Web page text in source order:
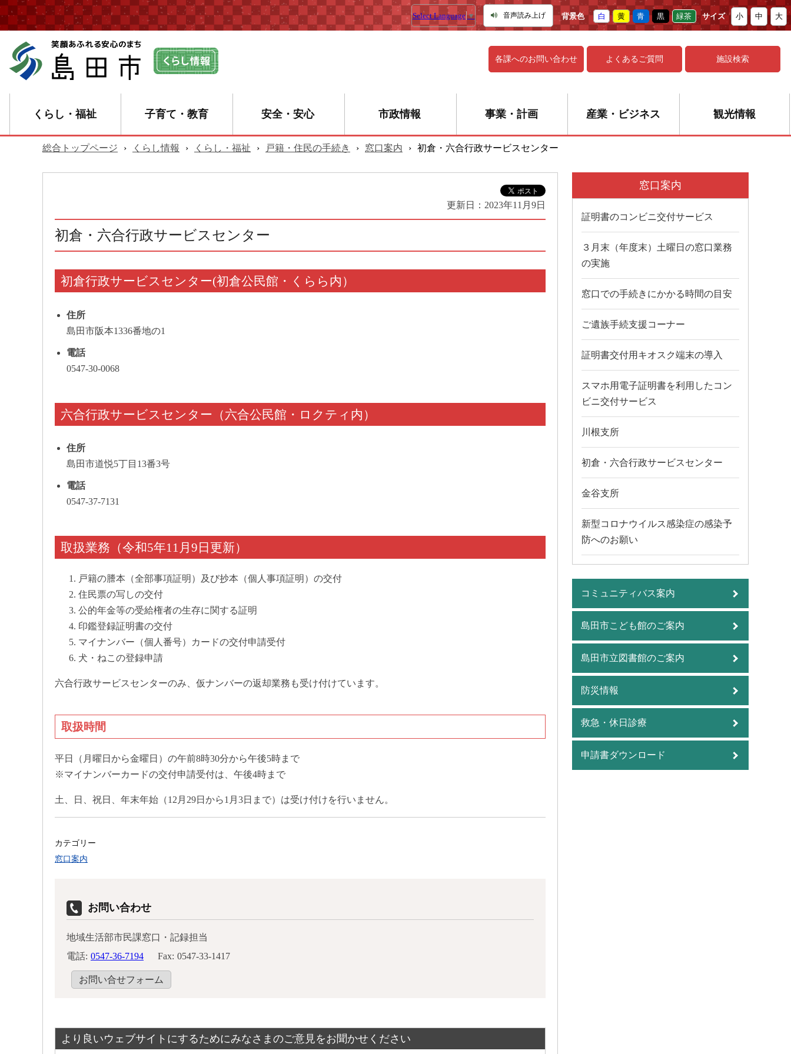
Select Language ▼ 音声読み上げ 背景色 白 黄 青 黒 緑茶 サイズ 小 中 大
各課へのお問い合わせ よくあるご質問 施設検索
くらし・福祉 子育て・教育 安全・安心 市政情報 事業・計画 産業・ビジネス 観光情報
総合トップページ › くらし情報 › くらし・福祉 › 戸籍・住民の手続き › 窓口案内 › 初倉・六合行政サービスセンター
更新日： 2023年11月9日
初倉・六合行政サービスセンター
初倉行政サービスセンター(初倉公民館・くらら内）
住所
島田市阪本1336番地の1
電話
0547-30-0068
六合行政サービスセンター（六合公民館・ロクティ内）
住所
島田市道悦5丁目13番3号
電話
0547-37-7131
取扱業務（令和5年11月9日更新）
戸籍の謄本（全部事項証明）及び抄本（個人事項証明）の交付
住民票の写しの交付
公的年金等の受給権者の生存に関する証明
印鑑登録証明書の交付
マイナンバー（個人番号）カードの交付申請受付
犬・ねこの登録申請
六合行政サービスセンターのみ、仮ナンバーの返却業務も受け付けています。
取扱時間
平日（月曜日から金曜日）の午前8時30分から午後5時まで
※マイナンバーカードの交付申請受付は、午後4時まで
土、日、祝日、年末年始（12月29日から1月3日まで）は受け付けを行いません。
カテゴリー
窓口案内
お問い合わせ
地域生活部市民課窓口・記録担当
電話: 0547-36-7194 Fax: 0547-33-1417
お問い合せフォーム
より良いウェブサイトにするためにみなさまのご意見をお聞かせください
窓口案内
証明書のコンビニ交付サービス
３月末（年度末）土曜日の窓口業務
の実施
窓口での手続きにかかる時間の目安
ご遺族手続支援コーナー
証明書交付用キオスク端末の導入
スマホ用電子証明書を利用したコン
ビニ交付サービス
川根支所
初倉・六合行政サービスセンター
金谷支所
新型コロナウイルス感染症の感染予
防へのお願い
コミュニティバス案内
島田市こども館のご案内
島田市立図書館のご案内
防災情報
救急・休日診療
申請書ダウンロード